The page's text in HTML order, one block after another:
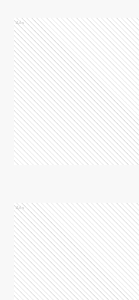
Ads
Ads